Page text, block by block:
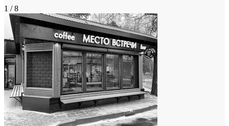
1 / 8